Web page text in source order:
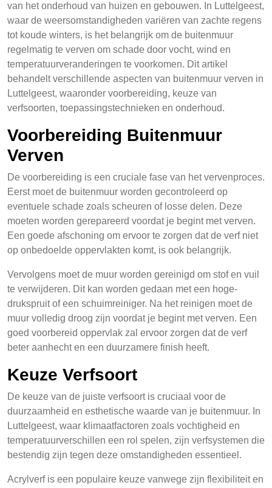
van het onderhoud van huizen en gebouwen. In Luttelgeest,
waar de weersomstandigheden variëren van zachte regens
tot koude winters, is het belangrijk om de buitenmuur
regelmatig te verven om schade door vocht, wind en
temperatuurveranderingen te voorkomen. Dit artikel
behandelt verschillende aspecten van buitenmuur verven in
Luttelgeest, waaronder voorbereiding, keuze van
verfsoorten, toepassingstechnieken en onderhoud.
Voorbereiding Buitenmuur
Verven
De voorbereiding is een cruciale fase van het vervenproces.
Eerst moet de buitenmuur worden gecontroleerd op
eventuele schade zoals scheuren of losse delen. Deze
moeten worden gerepareerd voordat je begint met verven.
Een goede afschoning om ervoor te zorgen dat de verf niet
op onbedoelde oppervlakten komt, is ook belangrijk.
Vervolgens moet de muur worden gereinigd om stof en vuil
te verwijderen. Dit kan worden gedaan met een hoge-
drukspruit of een schuimreiniger. Na het reinigen moet de
muur volledig droog zijn voordat je begint met verven. Een
goed voorbereid oppervlak zal ervoor zorgen dat de verf
beter aanhecht en een duurzamere finish heeft.
Keuze Verfsoort
De keuze van de juiste verfsoort is cruciaal voor de
duurzaamheid en esthetische waarde van je buitenmuur. In
Luttelgeest, waar klimaatfactoren zoals vochtigheid en
temperatuurverschillen een rol spelen, zijn verfsystemen die
bestendig zijn tegen deze omstandigheden essentieel.
Acrylverf is een populaire keuze vanwege zijn flexibiliteit en